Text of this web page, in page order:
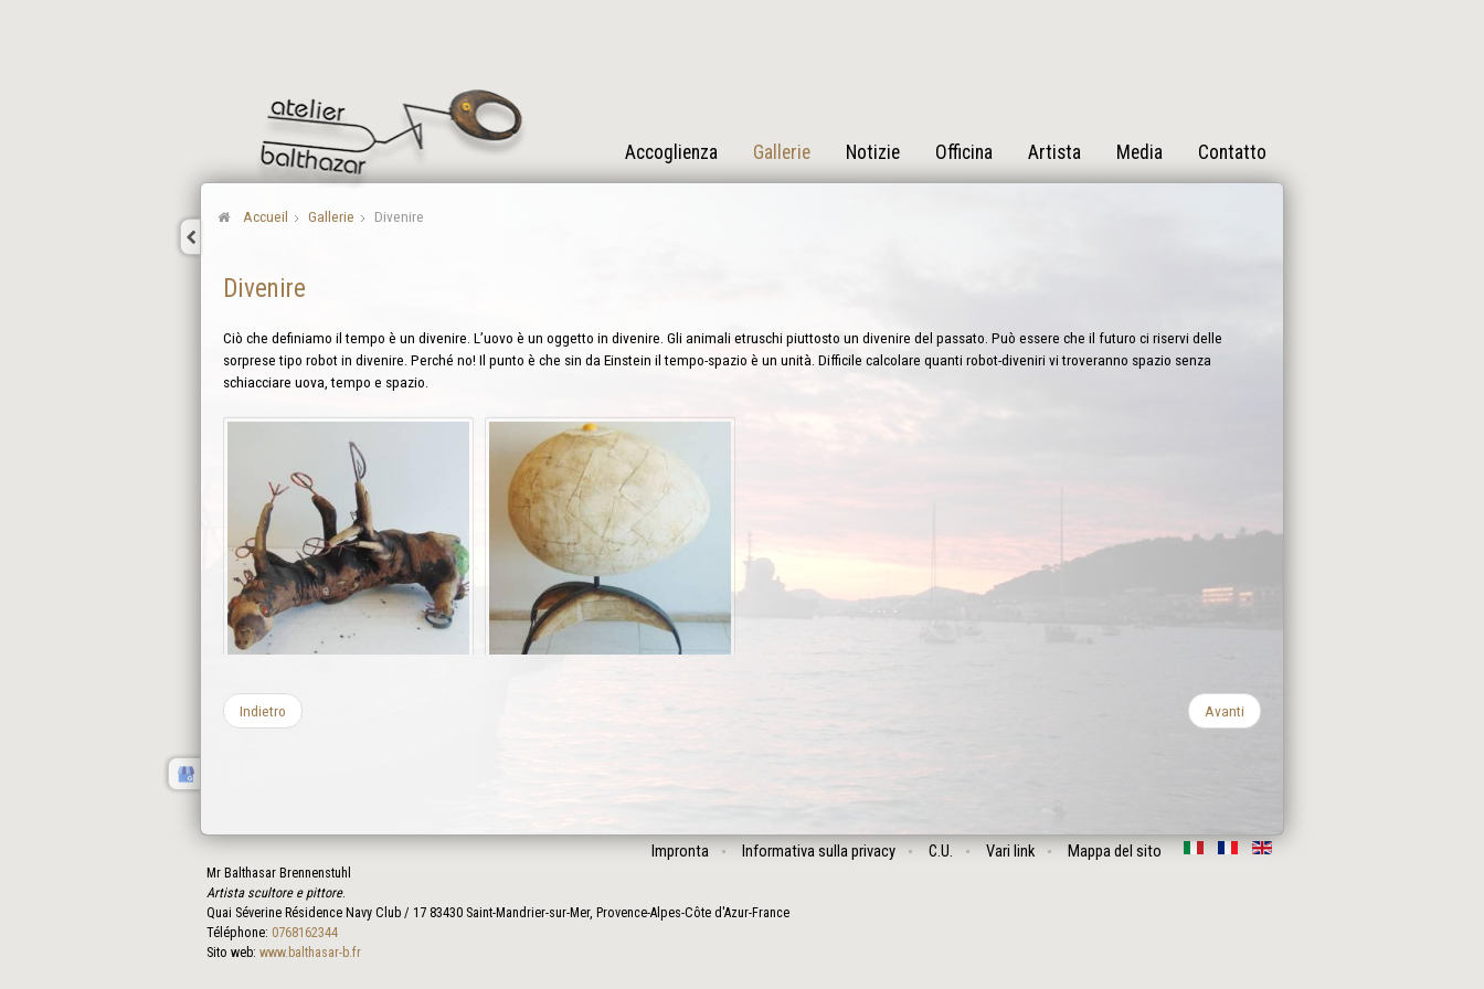
Accoglienza Gallerie Notizie Officina Artista Media Contatto
Accueil Gallerie Divenire
Divenire
Ciò che definiamo il tempo è un divenire. L’uovo è un oggetto in divenire. Gli animali etruschi piuttosto un divenire del passato. Può essere che il futuro ci riservi delle
sorprese tipo robot in divenire. Perché no! Il punto è che sin da Einstein il tempo-spazio è un unità. Difficile calcolare quanti robot-diveniri vi troveranno spazio senza
schiacciare uova, tempo e spazio.
Indietro Avanti
Impronta Informativa sulla privacy C.U. Vari link Mappa del sito
Mr Balthasar Brennenstuhl
Artista scultore e pittore.
Quai Séverine Résidence Navy Club / 17 83430 Saint-Mandrier-sur-Mer, Provence-Alpes-Côte d'Azur-France
Téléphone: 0768162344
Sito web: www.balthasar-b.fr